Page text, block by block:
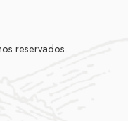
reservados.